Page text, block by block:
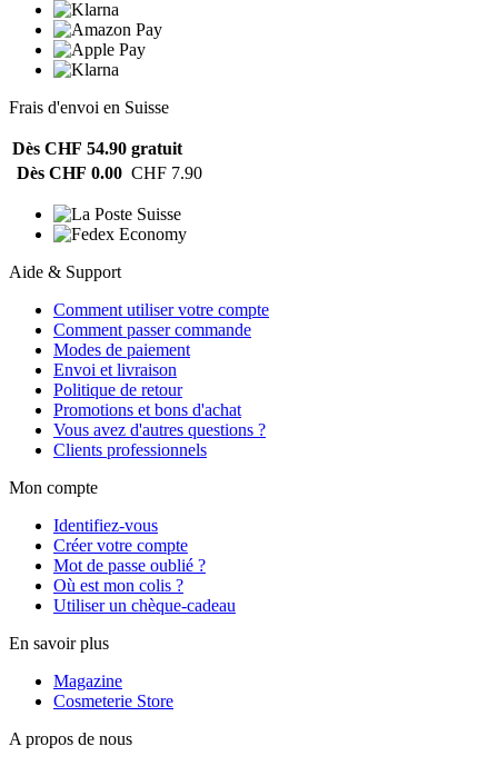
Frais d'envoi en Suisse
Dès CHF 54.90 gratuit
Dès CHF 0.00 CHF 7.90
Aide & Support
Comment utiliser votre compte
Comment passer commande
Modes de paiement
Envoi et livraison
Politique de retour
Promotions et bons d'achat
Vous avez d'autres questions ?
Clients professionnels
Mon compte
Identifiez-vous
Créer votre compte
Mot de passe oublié ?
Où est mon colis ?
Utiliser un chèque-cadeau
En savoir plus
Magazine
Cosmeterie Store
A propos de nous